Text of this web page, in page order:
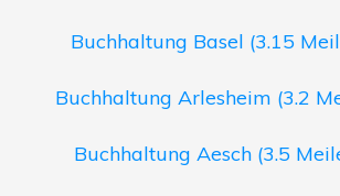
Buchhaltung Basel (3.15
Buchhaltung Arlesheim (3.2
Buchhaltung Aesch (3.5